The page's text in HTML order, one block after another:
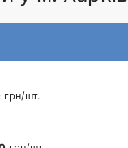
грн/шт.